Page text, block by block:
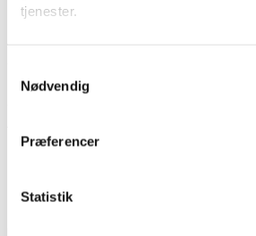
tjenester.
Nødvendig
Præferencer
Statistik
Lad din Our Generation dukke kaste
" indikerer påkrævede felter